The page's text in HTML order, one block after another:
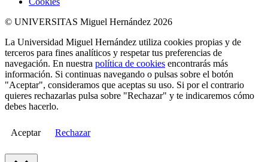
© UNIVERSITAS Miguel Hernández 2026
La Universidad Miguel Hernández utiliza cookies propias y de
terceros para fines analíticos y respetar tus preferencias de
navegación. En nuestra política de cookies encontrarás más
información. Si continuas navegando o pulsas sobre el botón
"Aceptar", consideramos que aceptas su uso. Si por el contrario
quieres rechazarlas pulsa sobre "Rechazar" y te indicaremos cómo
debes hacerlo.
Aceptar Rechazar